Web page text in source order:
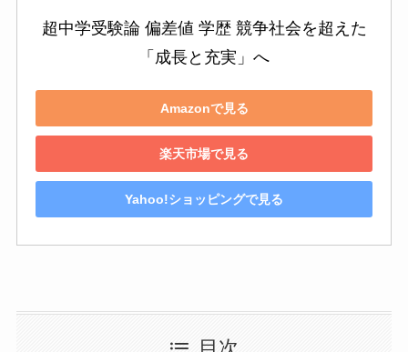
超中学受験論 偏差値 学歴 競争社会を超えた
「成長と充実」へ
Amazonで見る
楽天市場で見る
Yahoo!ショッピングで見る